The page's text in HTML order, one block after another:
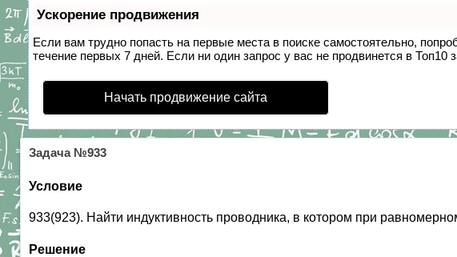
Ускорение продвижения
Если вам трудно попасть на первые места в поиске самостоятельно,
течение первых 7 дней. Если ни один запрос у вас не продвинется в Топ10
Начать продвижение сайта
Задача №933
Условие
933(923). Найти индуктивность проводника, в котором при
Решение